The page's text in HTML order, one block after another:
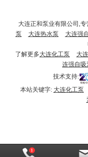
大连正和泵业有限公司,专
泵
大连热水泵 大连强
了解更多大连化工泵 大
连强自吸
技术支持:
本站关键字: 大连化工泵